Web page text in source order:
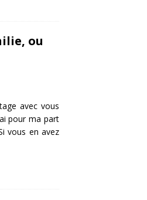
ou
avec vous
pour ma part
vous en avez